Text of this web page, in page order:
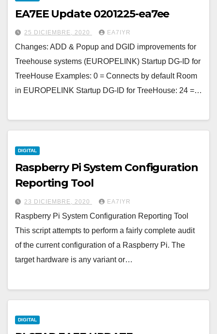
EA7EE Update 0201225-ea7ee
25 DICIEMBRE, 2020 EA7IYR
Changes: ADD & Popup and DGID improvements for
Treehouse systems (EUROPELINK) Startup DG-ID for
TreeHouse Examples: 0 = Connects by default Room
in EUROPELINK Startup DG-ID for TreeHouse: 24 =…
DIGITAL
Raspberry Pi System Configuration
Reporting Tool
23 DICIEMBRE, 2020 EA7IYR
Raspberry Pi System Configuration Reporting Tool
This script attempts to perform a fairly complete audit
of the current configuration of a Raspberry Pi. The
target hardware is any variant or…
DIGITAL